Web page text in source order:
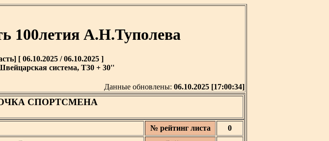
100летия А.Н.Туполева
[ 06.10.2025 / 06.10.2025 ]
система, T30 + 30''
Данные обновлены: 06.10.2025 [17:00:34]
СПОРТСМЕНА
№ рейтинг листа
0